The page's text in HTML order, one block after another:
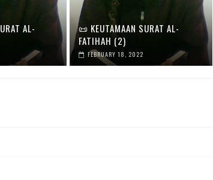
AL-
📜 KEUTAMAAN SURAT AL-
FATIHAH (2)
FEBRUARY 18, 2022